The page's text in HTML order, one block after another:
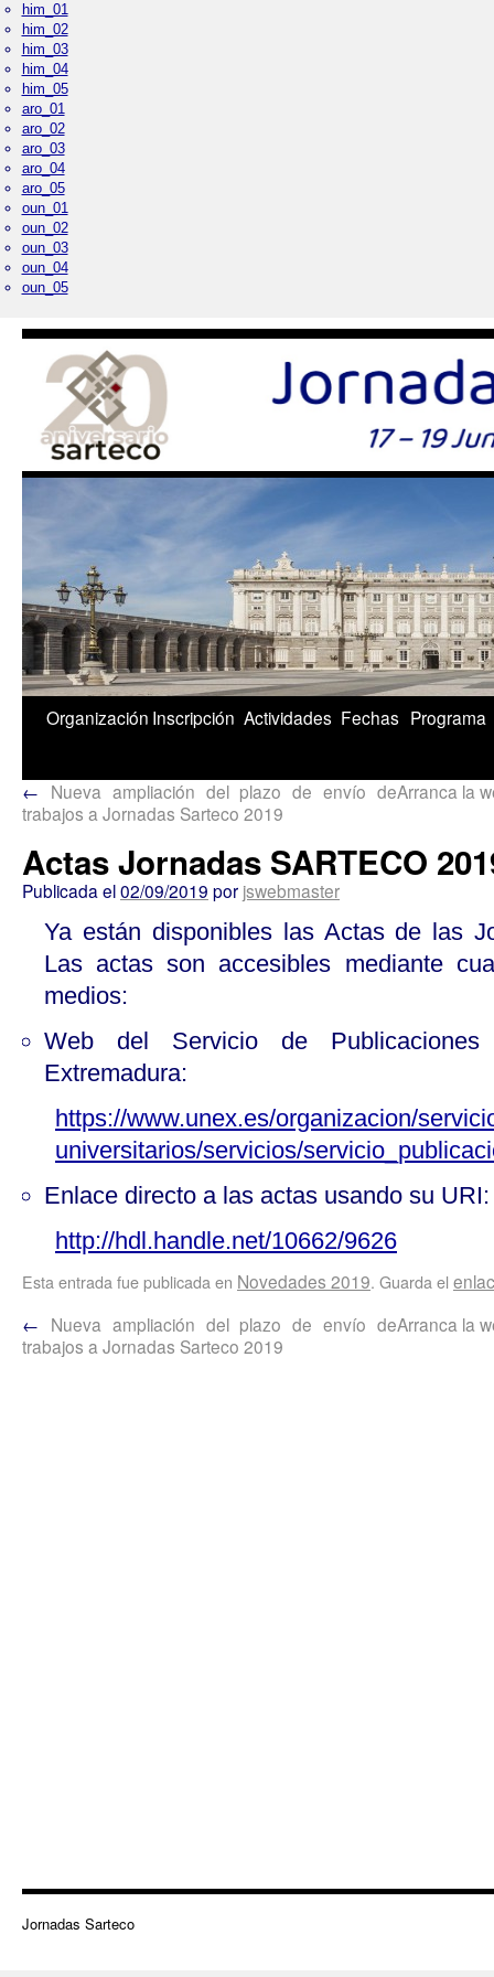
him_01
him_02
him_03
him_04
him_05
aro_01
aro_02
aro_03
aro_04
aro_05
oun_01
oun_02
oun_03
oun_04
oun_05
1/5
Palacio Real
Organización Inscripción Actividades Fechas Programa
← Nueva ampliación del plazo de envío de
trabajos a Jornadas Sarteco 2019
Arranca la
Actas Jornadas SARTECO
Publicada el02/09/2019 por jswebmaster
Ya están disponibles las Actas de las
Las actas son accesibles mediante
medios:
Web del Servicio de
Extremadura:
https://www.unex.es/organizacion/
universitarios/servicios/
Enlace directo a las actas usando su URI:
http://hdl.handle.net/10662/9626
Esta entrada fue publicada en Novedades 2019. Guarda el
← Nueva ampliación del plazo de envío de
trabajos a Jornadas Sarteco 2019
Arranca la
Jornadas Sarteco